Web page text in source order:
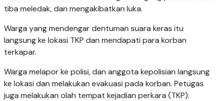
tiba meledak, dan mengakibatkan luka.
Warga yang mendengar dentuman suara keras itu
langsung ke lokasi TKP dan mendapati para korban
terkapar.
Warga melapor ke polisi, dan anggota kepolisian langsung
ke lokasi dan melakukan evakuasi pada korban. Petugas
juga melakukan olah tempat kejadian perkara (TKP).